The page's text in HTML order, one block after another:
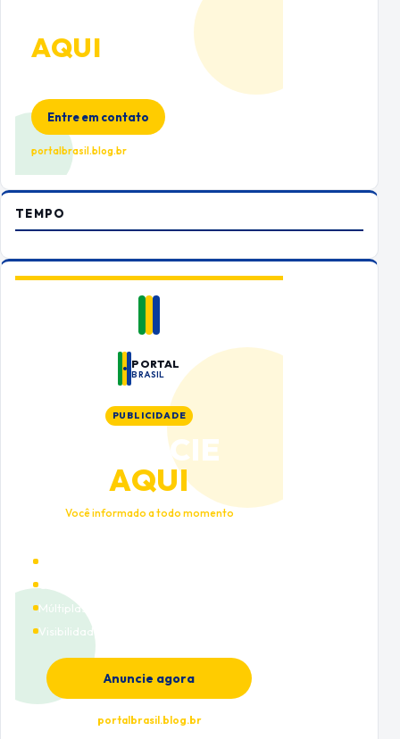
AQUI
Entre em contato
portalbrasil.blog.br
TEMPO
PORTAL
BRASIL
PUBLICIDADE
ANUNCIE
AQUI
Você informado a todo momento
Múltiplas categorias
Visibilidade premium
Anuncie agora
portalbrasil.blog.br